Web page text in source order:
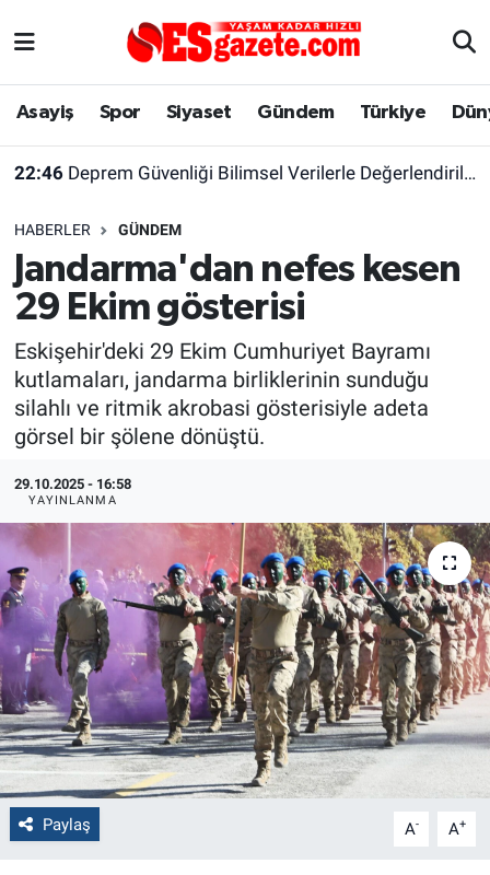
Asayiş Spor Siyaset Gündem Türkiye
22:46 Deprem Güvenliği Bilimsel Verilerle Değerlendirilmeli
HABERLER GÜNDEM
Jandarma'dan nefes kesen
29 Ekim gösterisi
Eskişehir'deki 29 Ekim Cumhuriyet Bayramı
kutlamaları, jandarma birliklerinin sunduğu
silahlı ve ritmik akrobasi gösterisiyle adeta
görsel bir şölene dönüştü.
29.10.2025 - 16:58
YAYINLANMA
Paylaş A- A+
Asayiş
Gündem
Türkiye
Dünya
Sağlık
Alış-Veriş/İş dünyası
Yaşam
Eskişehirspor Arşivi
Eskişehir Arşivi
Röportaj
Ekonomi
Kültür Sanat
Politika
Bilecik
Kütahya
Gezi
Genel
Çevre
Eskişehir Nöbetçi Eczaneler
Süper Lig Puan Durumu ve Fikstür
Tüm Manşetler
Son Dakika Haberleri
Haber Arşivi